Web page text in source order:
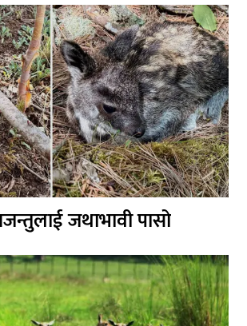
जथाभावी पासो